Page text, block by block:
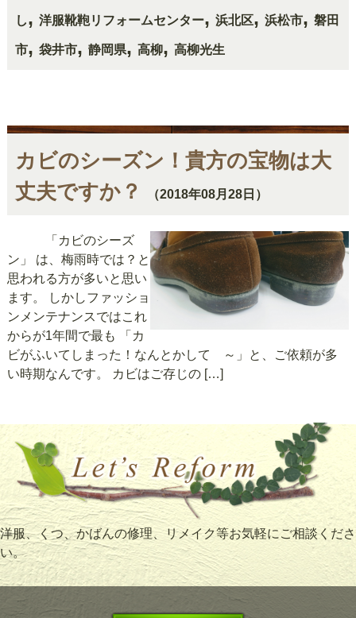
し, 洋服靴鞄リフォームセンター, 浜北区, 浜松市, 磐田
市, 袋井市, 静岡県, 高柳, 高柳光生
カビのシーズン！貴方の宝物は大
丈夫ですか？
（2018年08月28日）
「カビのシーズ
ン」 は、梅雨時では？と
思われる方が多いと思い
ます。 しかしファッショ
ンメンテナンスではこれ
からが1年間で最も 「カ
ビがふいてしまった！なんとかして ～」と、ご依頼が多
い時期なんです。 カビはご存じの […]
洋服、くつ、かばんの修理、リメイク等お気軽にご相談くださ
い。